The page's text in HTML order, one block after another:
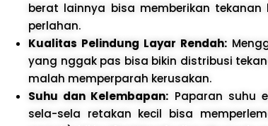
berat lainnya bisa memberikan
perlahan.
Kualitas Pelindung Layar Rendah:
yang nggak pas bisa bikin distribusi
malah memperparah kerusakan.
Suhu dan Kelembapan: Paparan suhu
sela-sela retakan kecil bisa